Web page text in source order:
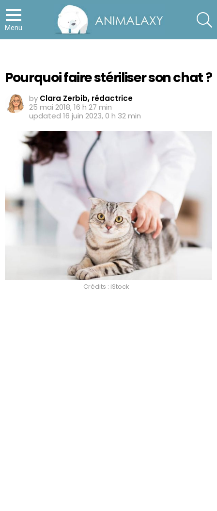
Menu
Pourquoi faire stériliser son chat ?
by Clara Zerbib, rédactrice
25 mai 2018, 16 h 27 min
updated 16 juin 2023, 0 h 32 min
Crédits : iStock